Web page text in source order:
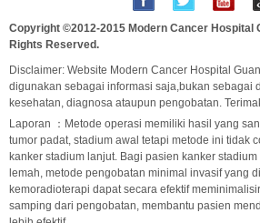
Copyright ©2012-2015 Modern Cancer Hospital
Rights Reserved.
Disclaimer: Website Modern Cancer Hospital
digunakan sebagai informasi saja,bukan sebagai
kesehatan, diagnosa ataupun pengobatan.
Laporan ：Metode operasi memiliki hasil yang
tumor padat, stadium awal tetapi metode ini tidak
kanker stadium lanjut. Bagi pasien kanker
lemah, metode pengobatan minimal invasif yang
kemoradioterapi dapat secara efektif
samping dari pengobatan, membantu pasien